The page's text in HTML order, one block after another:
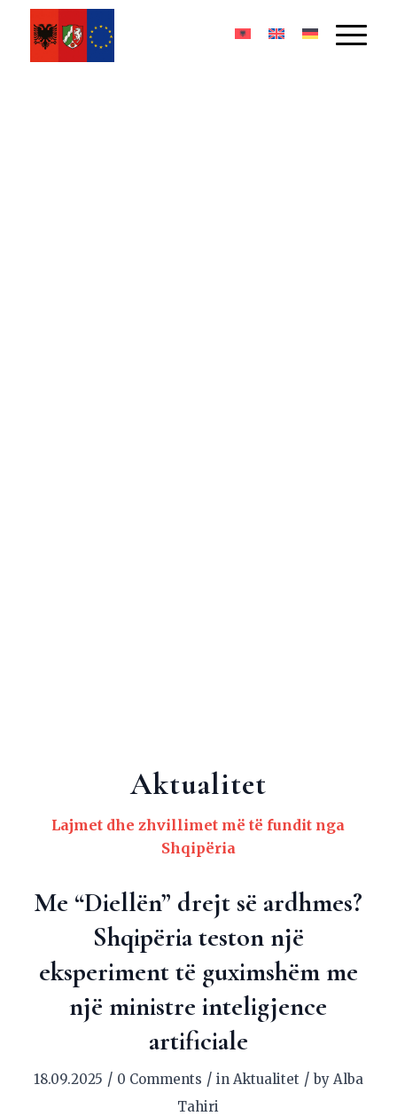
Aktualitet
Lajmet dhe zhvillimet më të fundit nga
Shqipëria
Me “Diellën” drejt së ardhmes?
Shqipëria teston një
eksperiment të guximshëm me
një ministre inteligjence
artificiale
18.09.2025 / 0 Comments / in Aktualitet / by Alba
Tahiri